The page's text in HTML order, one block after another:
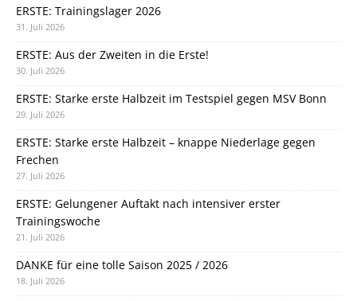
ERSTE: Trainingslager 2026
31. Juli 2026
ERSTE: Aus der Zweiten in die Erste!
30. Juli 2026
ERSTE: Starke erste Halbzeit im Testspiel gegen MSV Bonn
29. Juli 2026
ERSTE: Starke erste Halbzeit – knappe Niederlage gegen
Frechen
27. Juli 2026
ERSTE: Gelungener Auftakt nach intensiver erster
Trainingswoche
21. Juli 2026
DANKE für eine tolle Saison 2025 / 2026
18. Juli 2026